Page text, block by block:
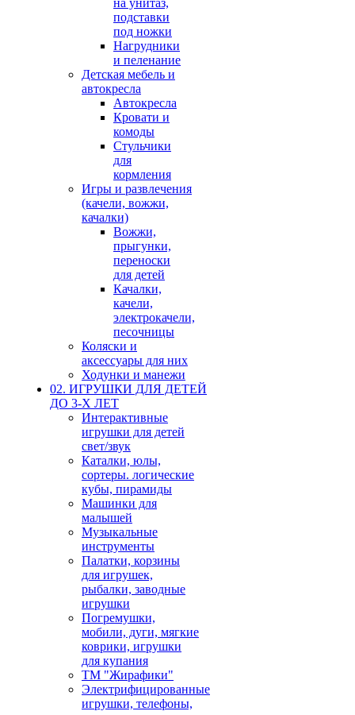
подставки
под ножки
Нагрудники
и пеленание
Детская мебель и
автокресла
Автокресла
Кровати и
комоды
Стульчики
для
кормления
Игры и развлечения
(качели, вожжи,
качалки)
Вожжи,
прыгунки,
переноски
для детей
Качалки,
качели,
электрокачели,
песочницы
Коляски и
аксессуары для них
Ходунки и манежи
02. ИГРУШКИ ДЛЯ ДЕТЕЙ
ДО 3-Х ЛЕТ
Интерактивные
игрушки для детей
свет/звук
Каталки, юлы,
сортеры. логические
кубы, пирамиды
Машинки для
малышей
Музыкальные
инструменты
Палатки, корзины
для игрушек,
рыбалки, заводные
игрушки
Погремушки,
мобили, дуги, мягкие
коврики, игрушки
для купания
ТМ "Жирафики"
Электрифицированные
игрушки, телефоны,